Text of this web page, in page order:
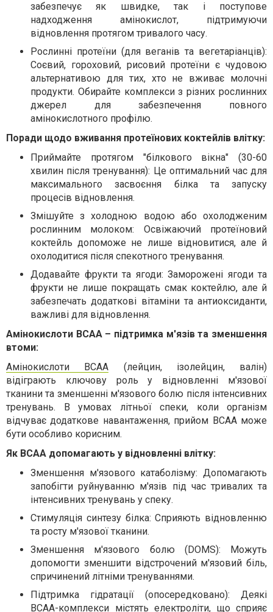
забезпечує як швидке, так і поступове
надходження амінокислот, підтримуючи
відновлення протягом тривалого часу.
Рослинні протеїни (для веганів та вегетаріанців):
Соєвий, гороховий, рисовий протеїни є чудовою
альтернативою для тих, хто не вживає молочні
продукти. Обирайте комплекси з різних рослинних
джерел для забезпечення повного
амінокислотного профілю.
Поради щодо вживання протеїнових коктейлів влітку:
Приймайте протягом "білкового вікна" (30-60
хвилин після тренування): Це оптимальний час для
максимального засвоєння білка та запуску
процесів відновлення.
Змішуйте з холодною водою або охолодженим
рослинним молоком: Освіжаючий протеїновий
коктейль допоможе не лише відновитися, але й
охолодитися після спекотного тренування.
Додавайте фрукти та ягоди: Заморожені ягоди та
фрукти не лише покращать смак коктейлю, але й
забезпечать додаткові вітаміни та антиоксиданти,
важливі для відновлення.
Амінокислоти BCAA – підтримка м'язів та зменшення
втоми:
Амінокислоти BCAA (лейцин, ізолейцин, валін)
відіграють ключову роль у відновленні м'язової
тканини та зменшенні м'язового болю після інтенсивних
тренувань. В умовах літньої спеки, коли організм
відчуває додаткове навантаження, прийом BCAA може
бути особливо корисним.
Як BCAA допомагають у відновленні влітку:
Зменшення м'язового катаболізму: Допомагають
запобігти руйнуванню м'язів під час тривалих та
інтенсивних тренувань у спеку.
Стимуляція синтезу білка: Сприяють відновленню
та росту м'язової тканини.
Зменшення м'язового болю (DOMS): Можуть
допомогти зменшити відстрочений м'язовий біль,
спричинений літніми тренуваннями.
Підтримка гідратації (опосередковано): Деякі
BCAA-комплекси містять електроліти, що сприяє